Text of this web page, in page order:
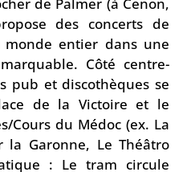
des concerts de
entier dans une
Côté centre-
pub et discothèques se
de la Victoire et le
Cours du Médoc (ex. La
la Garonne, Le Théâtro
: Le tram circule